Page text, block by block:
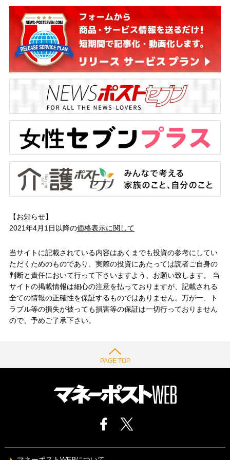
【お知らせ】
2021年4月1日以降の価格表示に関して
当サイトに記載されている内容はあくまでも投資の参考にしてい
ただくためのものであり、実際の投資にあたっては読者ご自身の
判断と責任において行って下さいますよう、お願い致します。 当
サイトの掲載情報は細心の注意を払っておりますが、記載される
全ての情報の正確性を保証するものではありません。万が一、ト
ラブル等の損失が被っても損害等の保証は一切行っておりません
ので、予めご了承下さい。
PAGE TOP